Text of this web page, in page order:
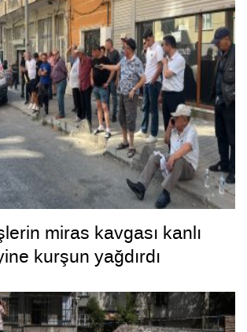
miras kavgası kanlı
kurşun yağdırdı